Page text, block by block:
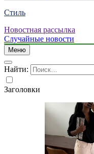
Стиль
Новостная рассылка
Случайные новости
Меню
Найти:
Заголовки